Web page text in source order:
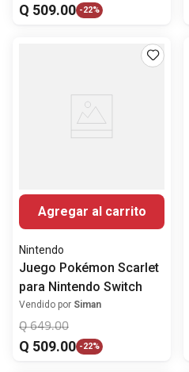
Q 509.00 -22%
Agregar al carrito
Nintendo
Juego Pokémon Scarlet
para Nintendo Switch
Vendido por Siman
Q 649.00
Q 509.00 -22%